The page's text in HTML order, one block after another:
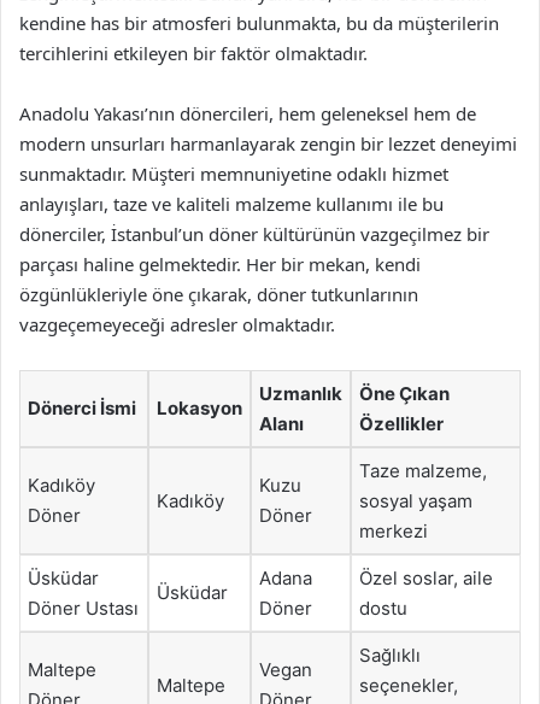
kendine has bir atmosferi bulunmakta, bu da müşterilerin
tercihlerini etkileyen bir faktör olmaktadır.
Anadolu Yakası’nın dönercileri, hem geleneksel hem de
modern unsurları harmanlayarak zengin bir lezzet deneyimi
sunmaktadır. Müşteri memnuniyetine odaklı hizmet
anlayışları, taze ve kaliteli malzeme kullanımı ile bu
dönerciler, İstanbul’un döner kültürünün vazgeçilmez bir
parçası haline gelmektedir. Her bir mekan, kendi
özgünlükleriyle öne çıkarak, döner tutkunlarının
vazgeçemeyeceği adresler olmaktadır.
Dönerci İsmi Lokasyon
Uzmanlık
Alanı
Öne Çıkan
Özellikler
Kadıköy
Döner
Kadıköy
Kuzu
Döner
Taze malzeme,
sosyal yaşam
merkezi
Üsküdar
Döner Ustası
Üsküdar
Adana
Döner
Özel soslar, aile
dostu
Maltepe
Maltepe
Vegan
Sağlıklı
seçenekler,